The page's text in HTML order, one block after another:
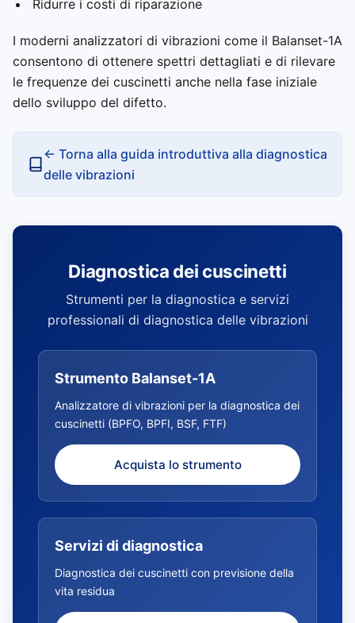
Ridurre i costi di riparazione
I moderni analizzatori di vibrazioni come il Balanset-1A
consentono di ottenere spettri dettagliati e di rilevare
le frequenze dei cuscinetti anche nella fase iniziale
dello sviluppo del difetto.
← Torna alla guida introduttiva alla diagnostica
delle vibrazioni
Diagnostica dei cuscinetti
Strumenti per la diagnostica e servizi
professionali di diagnostica delle vibrazioni
Strumento Balanset-1A
Analizzatore di vibrazioni per la diagnostica dei
cuscinetti (BPFO, BPFI, BSF, FTF)
Acquista lo strumento
Servizi di diagnostica
Diagnostica dei cuscinetti con previsione della
vita residua